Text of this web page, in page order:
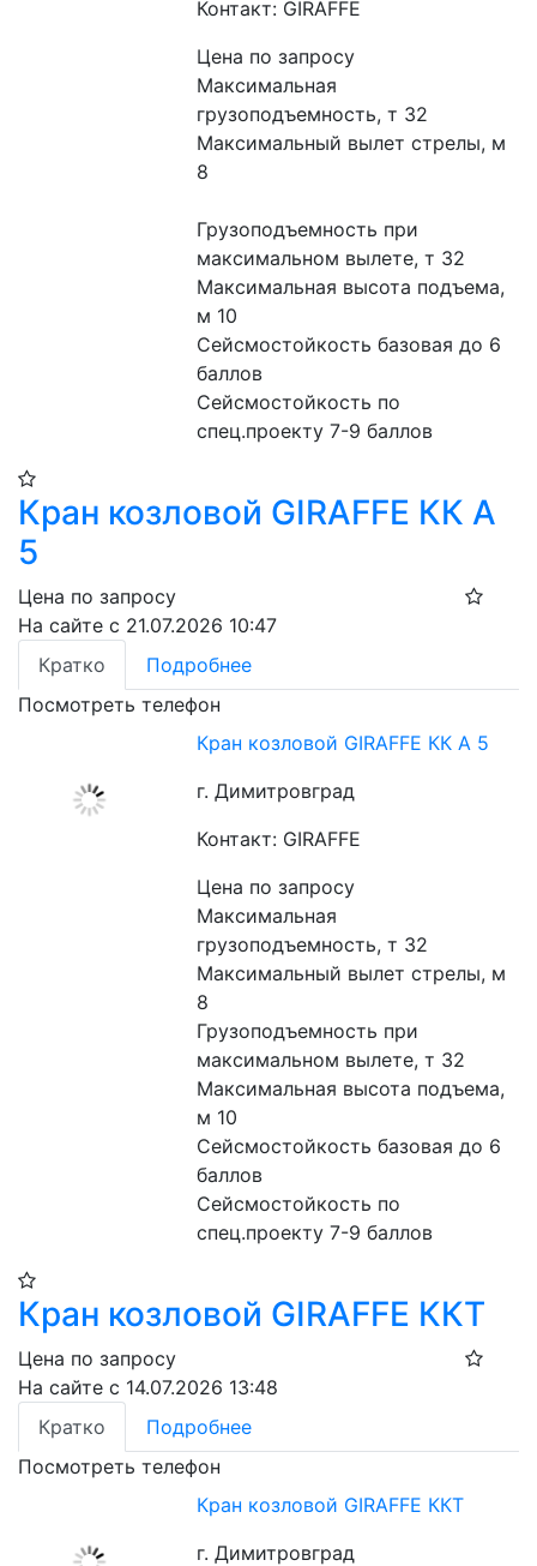
Контакт: GIRAFFE
Цена по запросу
Максимальная
грузоподъемность, т 32
Максимальный вылет стрелы, м
8
Грузоподъемность при
максимальном вылете, т 32
Максимальная высота подъема,
м 10
Сейсмостойкость базовая до 6
баллов
Сейсмостойкость по
спец.проекту 7-9 баллов
Кран козловой GIRAFFE КК А
5
Цена по запросу
На сайте с 21.07.2026 10:47
Кратко
Подробнее
Посмотреть телефон
Кран козловой GIRAFFE КК А 5
г. Димитровград
Контакт: GIRAFFE
Цена по запросу
Максимальная
грузоподъемность, т 32
Максимальный вылет стрелы, м
8
Грузоподъемность при
максимальном вылете, т 32
Максимальная высота подъема,
м 10
Сейсмостойкость базовая до 6
баллов
Сейсмостойкость по
спец.проекту 7-9 баллов
Кран козловой GIRAFFE ККТ
Цена по запросу
На сайте с 14.07.2026 13:48
Кратко
Подробнее
Посмотреть телефон
Кран козловой GIRAFFE ККТ
г. Димитровград